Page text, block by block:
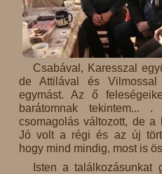
Csabával, Karesszal
de Attilával és
egymást. Az ő
barátomnak tekintem...
csomagolás változott, de a
Jó volt a régi és az új
hogy mind mindig, most is
Isten a találkozásunkat